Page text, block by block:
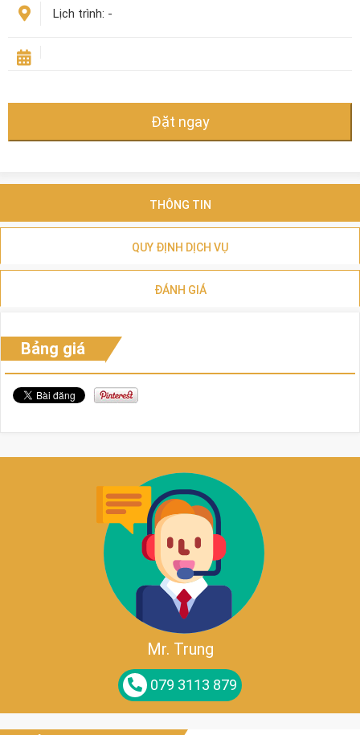
Lịch trình: -
Đặt ngay
THÔNG TIN
QUY ĐỊNH DỊCH VỤ
ĐÁNH GIÁ
Bảng giá
Mr. Trung
079 3113 879